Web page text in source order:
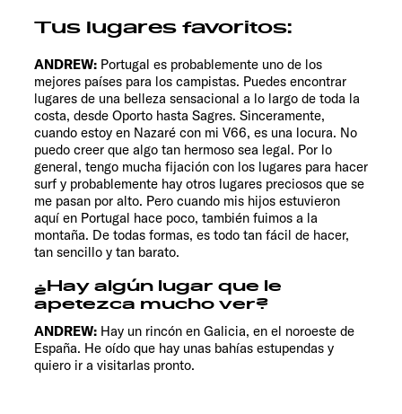
Tus lugares favoritos:
ANDREW: Portugal es probablemente uno de los
mejores países para los campistas. Puedes encontrar
lugares de una belleza sensacional a lo largo de toda la
costa, desde Oporto hasta Sagres. Sinceramente,
cuando estoy en Nazaré con mi V66, es una locura. No
puedo creer que algo tan hermoso sea legal. Por lo
general, tengo mucha fijación con los lugares para hacer
surf y probablemente hay otros lugares preciosos que se
me pasan por alto. Pero cuando mis hijos estuvieron
aquí en Portugal hace poco, también fuimos a la
montaña. De todas formas, es todo tan fácil de hacer,
tan sencillo y tan barato.
¿Hay algún lugar que le
apetezca mucho ver?
ANDREW: Hay un rincón en Galicia, en el noroeste de
España. He oído que hay unas bahías estupendas y
quiero ir a visitarlas pronto.